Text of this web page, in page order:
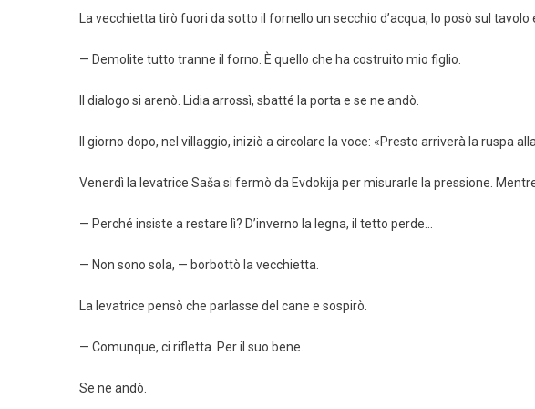
La vecchietta tirò fuori da sotto il fornello un secchio d’acqua, lo posò sul tavolo
— Demolite tutto tranne il forno. È quello che ha costruito mio figlio.
Il dialogo si arenò. Lidia arrossì, sbatté la porta e se ne andò.
Il giorno dopo, nel villaggio, iniziò a circolare la voce: «Presto arriverà la ruspa
Venerdì la levatrice Saša si fermò da Evdokija per misurarle la pressione.
— Perché insiste a restare lì? D’inverno la legna, il tetto perde…
— Non sono sola, — borbottò la vecchietta.
La levatrice pensò che parlasse del cane e sospirò.
— Comunque, ci rifletta. Per il suo bene.
Se ne andò.